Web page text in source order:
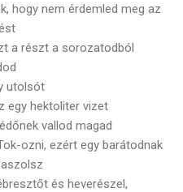
hogy nem érdemled meg az
a részt a sorozatodból
utolsót
egy hektoliter vizet
vallod magad
ozni, ezért egy barátodnak
és heverészel,